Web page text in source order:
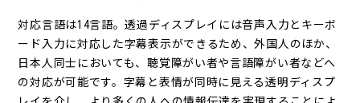
対応言語は14言語。透過ディスプレイには音声入力とキーボ
ード入力に対応した字幕表示ができるため、外国人のほか、
日本人同士においても、聴覚障がい者や言語障がい者などへ
の対応が可能です。字幕と表情が同時に見える透明ディスプ